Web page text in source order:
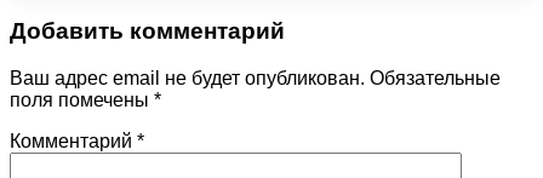
Добавить комментарий
Ваш адрес email не будет опубликован. Обязательные
поля помечены *
Комментарий *